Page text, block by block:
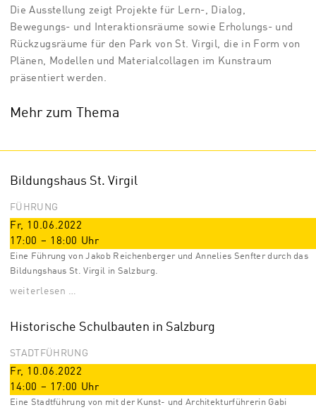
Die Ausstellung zeigt Projekte für Lern-, Dialog,
Bewegungs- und Interaktionsräume sowie Erholungs- und
Rückzugsräume für den Park von St. Virgil, die in Form von
Plänen, Modellen und Materialcollagen im Kunstraum
präsentiert werden.
Mehr zum Thema
Bildungshaus St. Virgil
FÜHRUNG
Fr, 10.06.2022
17:00 – 18:00 Uhr
Eine Führung von Jakob Reichenberger und Annelies Senfter durch das
Bildungshaus St. Virgil in Salzburg.
weiterlesen …
Historische Schulbauten in Salzburg
STADTFÜHRUNG
Fr, 10.06.2022
14:00 – 17:00 Uhr
Eine Stadtführung von mit der Kunst- und Architekturführerin Gabi